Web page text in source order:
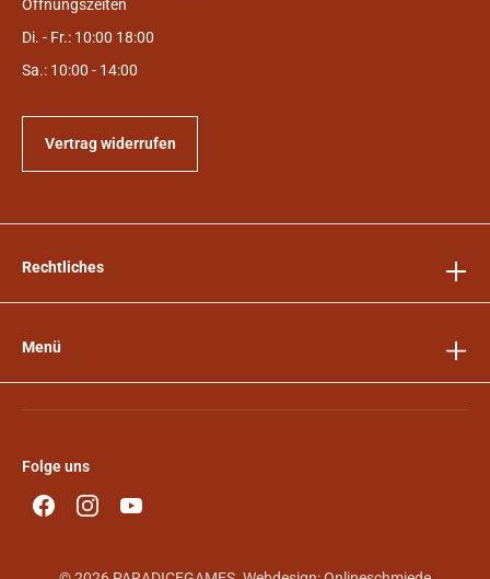
Öffnungszeiten
Di. - Fr.: 10:00 18:00
Sa.: 10:00 - 14:00
Vertrag widerrufen
Rechtliches
Menü
Folge uns